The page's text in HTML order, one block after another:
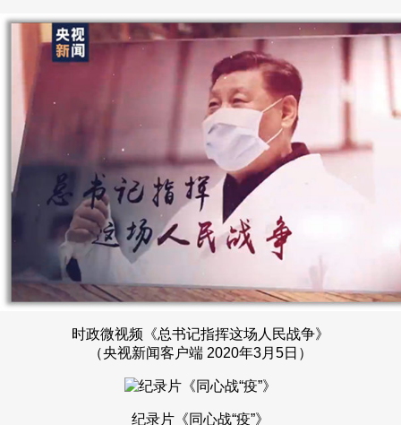
时政微视频《总书记指挥这场人民战争》
（央视新闻客户端 2020年3月5日）
纪录片《同心战“疫”》